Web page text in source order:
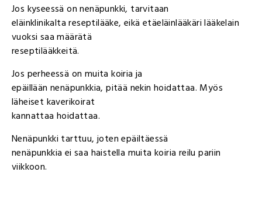
Jos kyseessä on nenäpunkki, tarvitaan
eläinklinikalta reseptilääke, eikä etäeläinlääkäri lääkelain
vuoksi saa määrätä
reseptilääkkeitä.
Jos perheessä on muita koiria ja
epäillään nenäpunkkia, pitää nekin hoidattaa. Myös
läheiset kaverikoirat
kannattaa hoidattaa.
Nenäpunkki tarttuu, joten epäiltäessä
nenäpunkkia ei saa haistella muita koiria reilu pariin
viikkoon.